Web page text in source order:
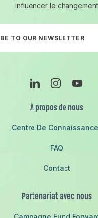
influencer le changement
à notre newsletter
LinkedinInstagram
À propos de nous
Centre De
FAQ
Contact
Partenariat avec nous